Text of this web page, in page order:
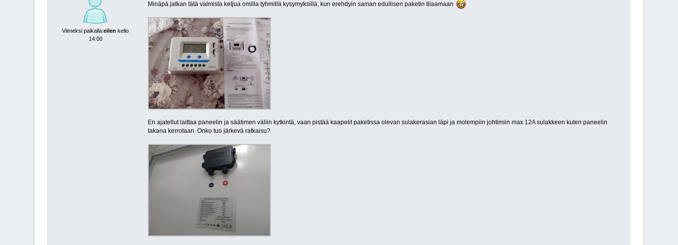
Viimeksi paikalla:eilen kello
14:00
Minäpä jatkan tätä valmista ketjua omilla tyhmillä kysymyksillä, kun erehdyin saman edullisen paketin tilaamaan
En ajatellut laittaa paneelin ja säätimen väliin kytkintä, vaan pistää kaapelit paketissa olevan sulakerasian läpi ja molempiin johtimiin max 12A sulakkeen kuten paneelin
takana kerrotaan. Onko tuo järkevä ratkaisu?